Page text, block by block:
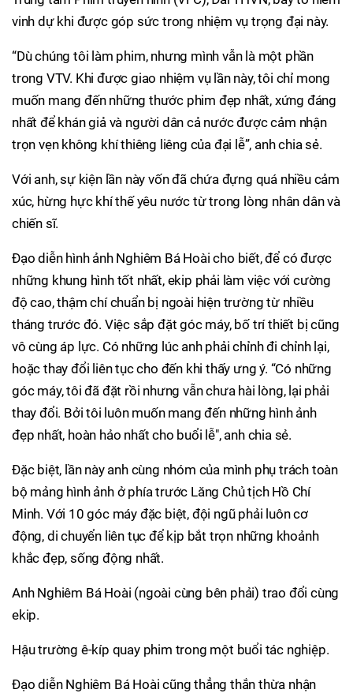
vinh dự khi được góp sức trong nhiệm vụ trọng đại này.
“Dù chúng tôi làm phim, nhưng mình vẫn là một phần
trong VTV. Khi được giao nhiệm vụ lần này, tôi chỉ mong
muốn mang đến những thước phim đẹp nhất, xứng đáng
nhất để khán giả và người dân cả nước được cảm nhận
trọn vẹn không khí thiêng liêng của đại lễ”, anh chia sẻ.
Với anh, sự kiện lần này vốn đã chứa đựng quá nhiều cảm
xúc, hừng hực khí thế yêu nước từ trong lòng nhân dân và
chiến sĩ.
Đạo diễn hình ảnh Nghiêm Bá Hoài cho biết, để có được
những khung hình tốt nhất, ekip phải làm việc với cường
độ cao, thậm chí chuẩn bị ngoài hiện trường từ nhiều
tháng trước đó. Việc sắp đặt góc máy, bố trí thiết bị cũng
vô cùng áp lực. Có những lúc anh phải chỉnh đi chỉnh lại,
hoặc thay đổi liên tục cho đến khi thấy ưng ý. “Có những
góc máy, tôi đã đặt rồi nhưng vẫn chưa hài lòng, lại phải
thay đổi. Bởi tôi luôn muốn mang đến những hình ảnh
đẹp nhất, hoàn hảo nhất cho buổi lễ", anh chia sẻ.
Đặc biệt, lần này anh cùng nhóm của mình phụ trách toàn
bộ mảng hình ảnh ở phía trước Lăng Chủ tịch Hồ Chí
Minh. Với 10 góc máy đặc biệt, đội ngũ phải luôn cơ
động, di chuyển liên tục để kịp bắt trọn những khoảnh
khắc đẹp, sống động nhất.
Anh Nghiêm Bá Hoài (ngoài cùng bên phải) trao đổi cùng
ekip.
Hậu trường ê-kíp quay phim trong một buổi tác nghiệp.
Đạo diễn Nghiêm Bá Hoài cũng thẳng thắn thừa nhận